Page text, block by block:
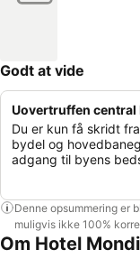
Godt at vide
Uovertruffen central
Du er kun få skridt
bydel og
adgang til byens
Denne opsummering er
muligvis ikke 100%
Om Hotel